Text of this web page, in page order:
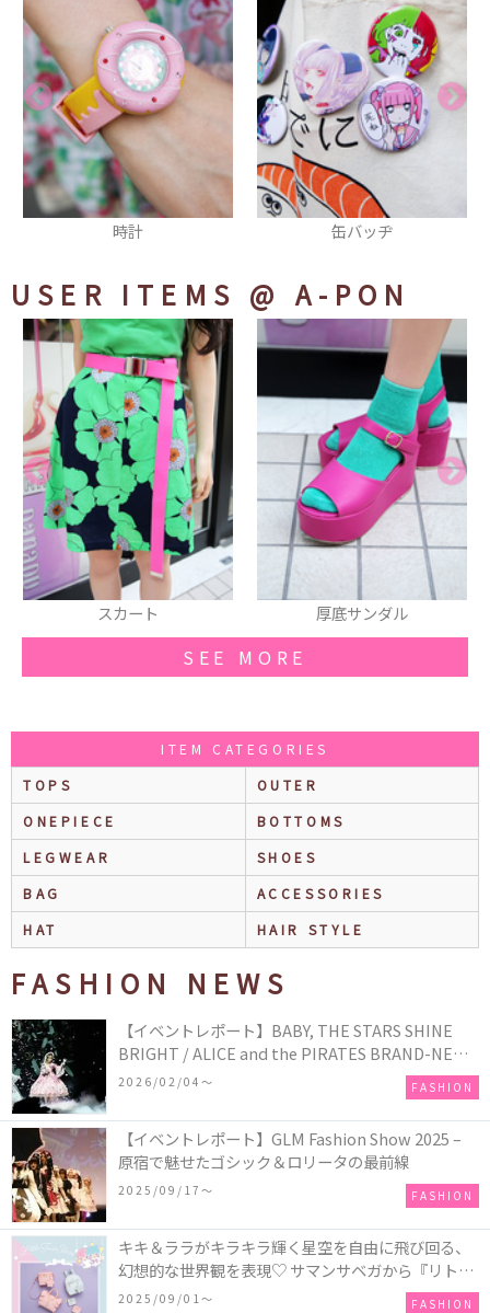
缶バッヂ Maria Rosa Misticaジャンパ
ースカート
USER ITEMS @ A-PON
厚底サンダル サボ
SEE MORE
ITEM CATEGORIES
TOPS
OUTER
ONEPIECE
BOTTOMS
LEGWEAR
SHOES
BAG
ACCESSORIES
HAT
HAIR STYLE
FASHION NEWS
【イベントレポート】BABY, THE STARS SHINE
BRIGHT / ALICE and the PIRATES BRAND-NEW
COLLECTION in TOKYO
2026/02/04〜 FASHION
【イベントレポート】GLM Fashion Show 2025 –
原宿で魅せたゴシック＆ロリータの最前線
2025/09/17〜 FASHION
キキ＆ララがキラキラ輝く星空を自由に飛び回る、
幻想的な世界観を表現♡ サマンサベガから『リトル
ツインスターズ』50周年アニバーサリーイヤー』を
2025/09/01〜 FASHION